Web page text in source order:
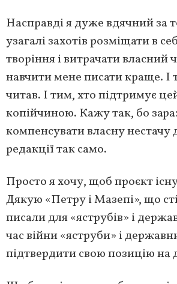
Насправді я дуже вдячний за
узагалі захотів розміщати в
творіння і витрачати власний
навчити мене писати краще. І
читав. І тим, хто підтримує
копійчиною. Кажу так, бо
компенсувати власну нестачу
редакції так само.
Просто я хочу, щоб проєкт
Дякую «Петру і Мазепі», що
писали для «яструбів» і
час війни «яструби» і
підтвердити свою позицію на